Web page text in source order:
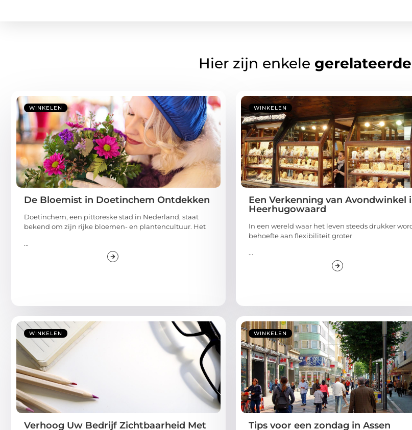
Hier zijn enkele
WINKELEN
De Bloemist in Doetinchem Ontdekken
Doetinchem, een pittoreske stad in Nederland, staat
bekend om zijn rijke bloemen- en plantencultuur. Het
...
WINKELEN
Een Verkenning van Avondwinkel
Heerhugowaard
In een wereld waar het leven steeds drukker
behoefte aan flexibiliteit groter
...
WINKELEN
Verhoog Uw Bedrijf Zichtbaarheid Met
WINKELEN
Tips voor een zondag in Assen